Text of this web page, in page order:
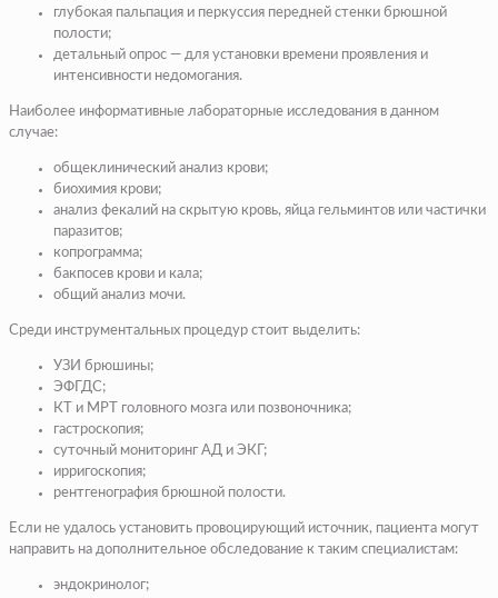
глубокая пальпация и перкуссия передней стенки брюшной
полости;
детальный опрос — для установки времени проявления и
интенсивности недомогания.
Наиболее информативные лабораторные исследования в данном
случае:
общеклинический анализ крови;
биохимия крови;
анализ фекалий на скрытую кровь, яйца гельминтов или частички
паразитов;
копрограмма;
бакпосев крови и кала;
общий анализ мочи.
Среди инструментальных процедур стоит выделить:
УЗИ брюшины;
ЭФГДС;
КТ и МРТ головного мозга или позвоночника;
гастроскопия;
суточный мониторинг АД и ЭКГ;
ирригоскопия;
рентгенография брюшной полости.
Если не удалось установить провоцирующий источник, пациента могут
направить на дополнительное обследование к таким специалистам:
эндокринолог;